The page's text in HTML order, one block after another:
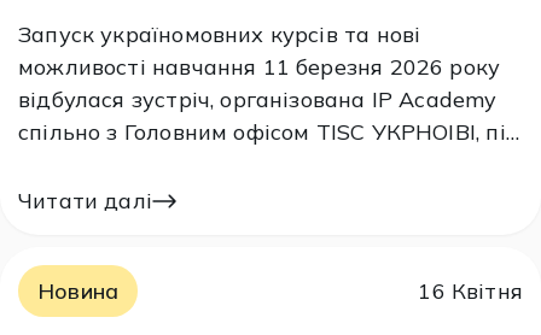
Запуск україномовних курсів та нові
можливості навчання 11 березня 2026 року
відбулася зустріч, організована IP Academy
спільно з Головним офісом TISC УКРНОІВІ, під
дистанційного навчання на платформі
україномовні курси DL, зокрема: DL-101 –
«Загальний курс з інтелектуальної
Читати далі
Новина 16 Квітня